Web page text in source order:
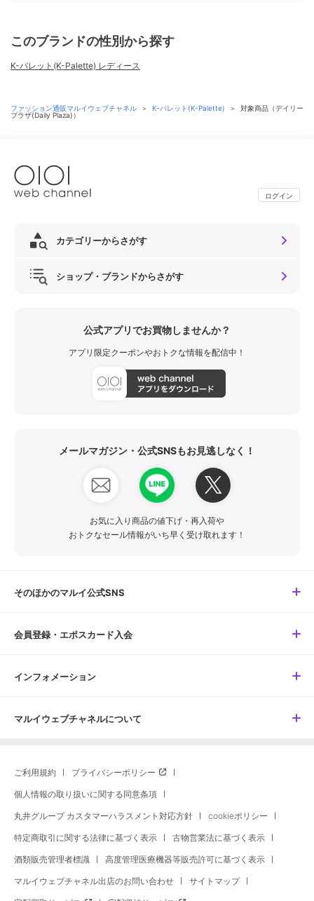
このブランドの性別から探す
K-パレット(K-Palette) レディース
ファッション通販マルイウェブチャネル ＞ K-パレット(K-Palette) ＞
対象商品（デイリー
プラザ(Daily Plaza)）
ログイン
カテゴリーからさがす
ショップ・ブランドからさがす
公式アプリでお買物しませんか？
アプリ限定クーポンやおトクな情報を配信中！
メールマガジン・公式SNSもお見逃しなく！
お気に入り商品の値下げ・再入荷や
おトクなセール情報がいち早く受け取れます！
そのほかのマルイ公式SNS
会員登録・エポスカード入会
インフォメーション
マルイウェブチャネルについて
ご利用規約 プライバシーポリシー
個人情報の取り扱いに関する同意条項
丸井グループ カスタマーハラスメント対応方針 cookieポリシー
特定商取引に関する法律に基づく表示 古物営業法に基づく表示
酒類販売管理者標識 高度管理医療機器等販売許可に基づく表示
マルイウェブチャネル出店のお問い合わせ サイトマップ